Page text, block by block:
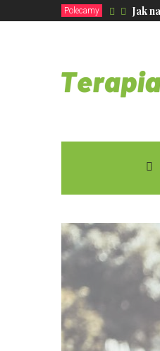
Polecamy Jak